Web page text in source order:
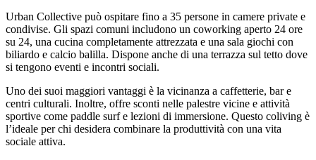
Urban Collective può ospitare fino a 35 persone in camere private e
condivise. Gli spazi comuni includono un coworking aperto 24 ore
su 24, una cucina completamente attrezzata e una sala giochi con
biliardo e calcio balilla. Dispone anche di una terrazza sul tetto dove
si tengono eventi e incontri sociali.
Uno dei suoi maggiori vantaggi è la vicinanza a caffetterie, bar e
centri culturali. Inoltre, offre sconti nelle palestre vicine e attività
sportive come paddle surf e lezioni di immersione. Questo coliving è
l’ideale per chi desidera combinare la produttività con una vita
sociale attiva.